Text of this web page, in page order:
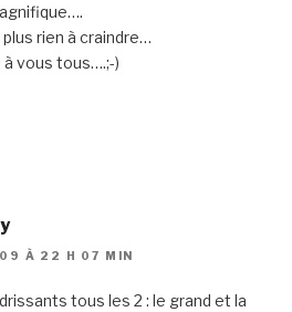
plus rien à craindre…
vous tous….;-)
À 22 H 07 MIN
tous les 2 : le grand et la